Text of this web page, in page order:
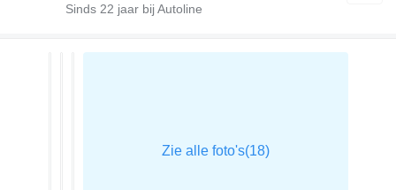
Sinds 22 jaar bij Autoline